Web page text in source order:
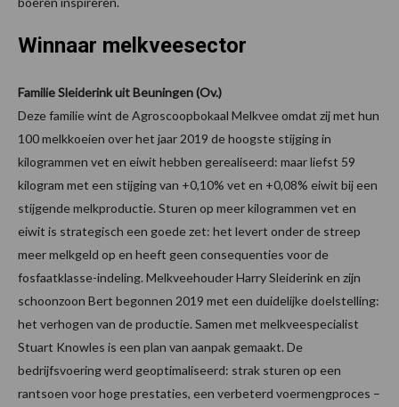
Winnaar melkveesector
Familie Sleiderink uit Beuningen (Ov.)
Deze familie wint de Agroscoopbokaal Melkvee omdat zij met hun
100 melkkoeien over het jaar 2019 de hoogste stijging in
kilogrammen vet en eiwit hebben gerealiseerd: maar liefst 59
kilogram met een stijging van +0,10% vet en +0,08% eiwit bij een
stijgende melkproductie. Sturen op meer kilogrammen vet en
eiwit is strategisch een goede zet: het levert onder de streep
meer melkgeld op en heeft geen consequenties voor de
fosfaatklasse-indeling. Melkveehouder Harry Sleiderink en zijn
schoonzoon Bert begonnen 2019 met een duidelijke doelstelling:
het verhogen van de productie. Samen met melkveespecialist
Stuart Knowles is een plan van aanpak gemaakt. De
bedrijfsvoering werd geoptimaliseerd: strak sturen op een
rantsoen voor hoge prestaties, een verbeterd voermengproces –